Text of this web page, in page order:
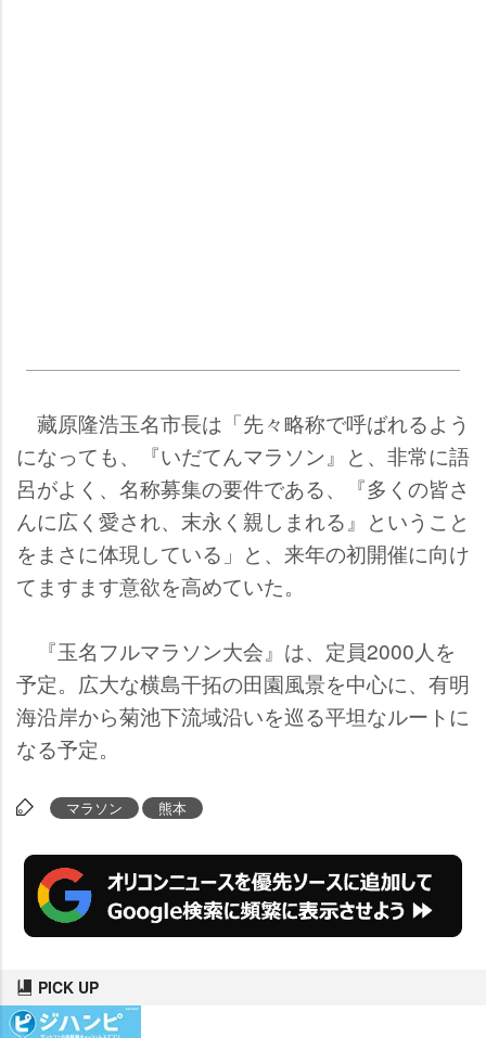
藏原隆浩玉名市長は「先々略称で呼ばれるよう
になっても、『いだてんマラソン』と、非常に語
呂がよく、名称募集の要件である、『多くの皆さ
んに広く愛され、末永く親しまれる』ということ
をまさに体現している」と、来年の初開催に向け
てますます意欲を高めていた。
『玉名フルマラソン大会』は、定員2000人を
予定。広大な横島干拓の田園風景を中心に、有明
海沿岸から菊池下流域沿いを巡る平坦なルートに
なる予定。
マラソン 熊本
PICK UP